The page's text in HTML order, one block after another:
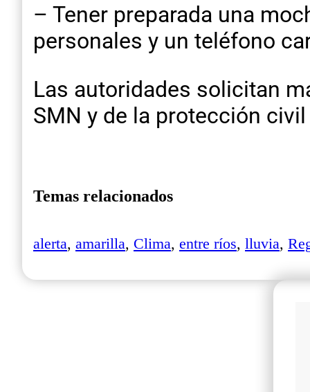
– Tener preparada una
personales y un teléfono
Las autoridades solicitan
SMN y de la protección
Temas relacionados
alerta, amarilla, Clima, entre ríos, lluvia,